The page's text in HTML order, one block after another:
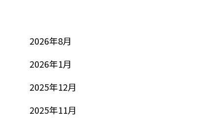
2026年8月
2026年1月
2025年12月
2025年11月